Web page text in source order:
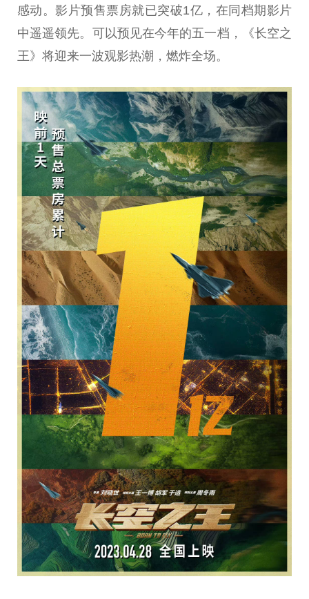
感动。影片预售票房就已突破1亿，在同档期影片
中遥遥领先。可以预见在今年的五一档，《长空之
王》将迎来一波观影热潮，燃炸全场。